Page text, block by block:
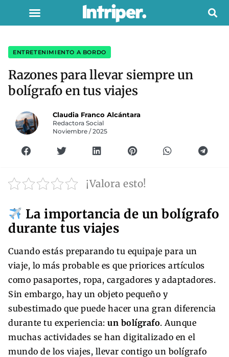
ENTRETENIMIENTO A BORDO
Razones para llevar siempre un
bolígrafo en tus viajes
Claudia Franco Alcántara
Redactora Social
Noviembre / 2025
¡Valora esto!
La importancia de un bolígrafo
durante tus viajes
Cuando estás preparando tu equipaje para un
viaje, lo más probable es que priorices artículos
como pasaportes, ropa, cargadores y adaptadores.
Sin embargo, hay un objeto pequeño y
subestimado que puede hacer una gran diferencia
durante tu experiencia: un bolígrafo. Aunque
muchas actividades se han digitalizado en el
mundo de los viajes, llevar contigo un bolígrafo